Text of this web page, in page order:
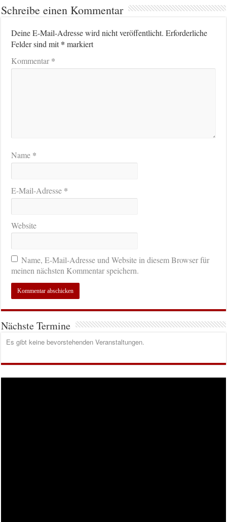
Schreibe einen Kommentar
Deine E-Mail-Adresse wird nicht veröffentlicht. Erforderliche
Felder sind mit* markiert
Kommentar*
Name *
E-Mail-Adresse *
Website
Name, E-Mail-Adresse und Website in diesem Browser für
meinen nächsten Kommentar speichern.
Nächste Termine
Es gibt keine bevorstehenden Veranstaltungen.